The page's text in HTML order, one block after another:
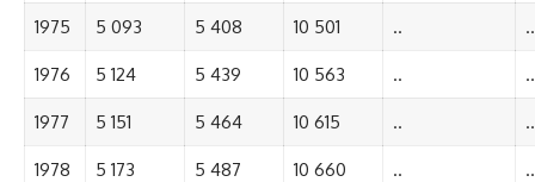
1975 5 093 5 408 10 501 .. ..
1976 5 124 5 439 10 563 .. ..
1977 5 151 5 464 10 615 .. ..
1978 5 173 5 487 10 660 .. ..